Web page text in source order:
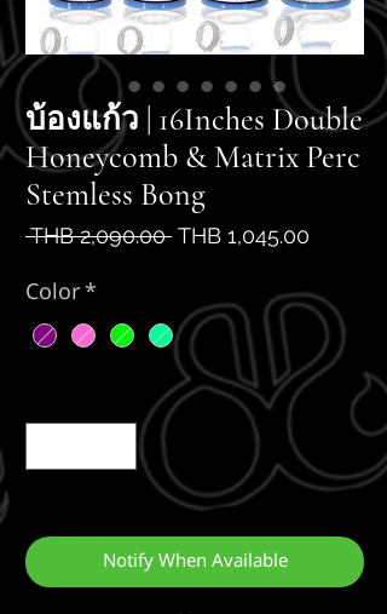
บ้องแก้ว | 16Inches Double
Honeycomb & Matrix Perc
Stemless Bong
THB 2,090.00 Regular
THB 1,045.00
Color*
Notify When Available